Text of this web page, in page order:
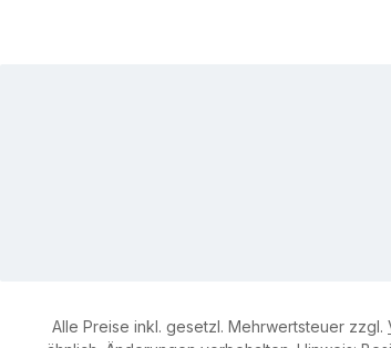
Alle Preise inkl. gesetzl. Mehrwertsteuer zzgl.